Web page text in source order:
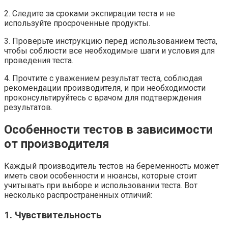
2. Следите за сроками экспирации теста и не
используйте просроченные продукты.
3. Проверьте инструкцию перед использованием теста,
чтобы соблюсти все необходимые шаги и условия для
проведения теста.
4. Прочтите с уважением результат теста, соблюдая
рекомендации производителя, и при необходимости
проконсультируйтесь с врачом для подтверждения
результатов.
Особенности тестов в зависимости
от производителя
Каждый производитель тестов на беременность может
иметь свои особенности и нюансы, которые стоит
учитывать при выборе и использовании теста. Вот
несколько распространенных отличий:
1. Чувствительность